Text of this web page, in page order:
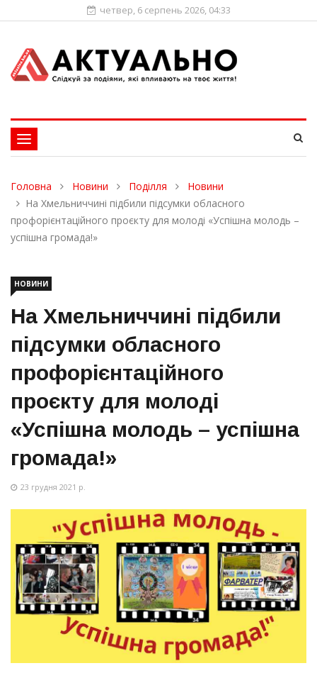
четвер, 6 серпень 2026, 04:33
Toggle
navigation
Головна Новини Поділля
Новини
На Хмельниччині підбили підсумки обласного
профорієнтаційного проєкту для молоді «Успішна молодь –
успішна громада!»
НОВИНИ
На Хмельниччині підбили
підсумки обласного
профорієнтаційного
проєкту для молоді
«Успішна молодь – успішна
громада!»
23 грудня 2021 р.